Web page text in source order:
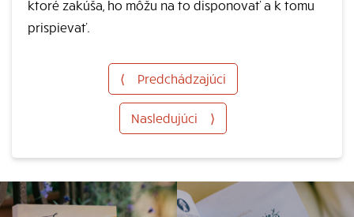
ktoré zakúša, ho môžu na to disponovať a k tomu
prispievať.
⟨ Predchádzajúci
Nasledujúci ⟩